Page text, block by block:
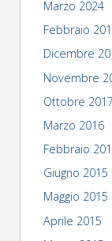
Marzo 2024
Febbraio
Dicembre
Novembre
Ottobre 2017
Marzo 2016
Febbraio
Giugno 2015
Maggio 2015
Aprile 2015